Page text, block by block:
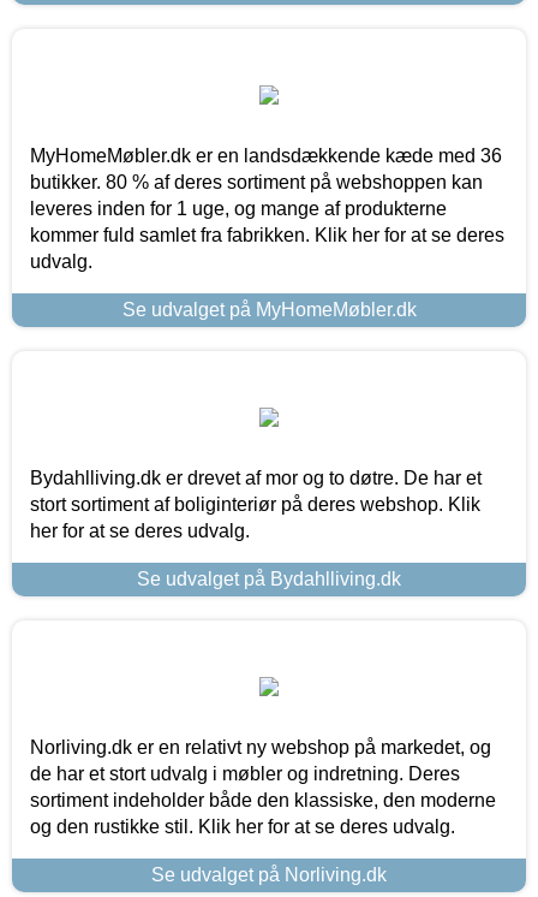
MyHomeMøbler.dk er en landsdækkende kæde med 36
butikker. 80 % af deres sortiment på webshoppen kan
leveres inden for 1 uge, og mange af produkterne
kommer fuld samlet fra fabrikken. Klik her for at se deres
udvalg.
Se udvalget på MyHomeMøbler.dk
Bydahlliving.dk er drevet af mor og to døtre. De har et
stort sortiment af boliginteriør på deres webshop. Klik
her for at se deres udvalg.
Se udvalget på Bydahlliving.dk
Norliving.dk er en relativt ny webshop på markedet, og
de har et stort udvalg i møbler og indretning. Deres
sortiment indeholder både den klassiske, den moderne
og den rustikke stil. Klik her for at se deres udvalg.
Se udvalget på Norliving.dk